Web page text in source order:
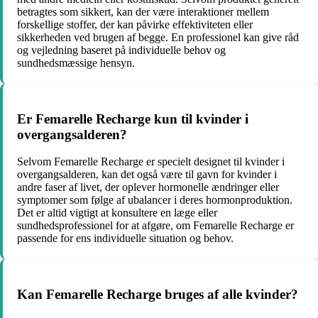
betragtes som sikkert, kan der være interaktioner mellem
forskellige stoffer, der kan påvirke effektiviteten eller
sikkerheden ved brugen af ​​begge. En professionel kan give råd
og vejledning baseret på individuelle behov og
sundhedsmæssige hensyn.
Er Femarelle Recharge kun til kvinder i
overgangsalderen?
Selvom Femarelle Recharge er specielt designet til kvinder i
overgangsalderen, kan det også være til gavn for kvinder i
andre faser af livet, der oplever hormonelle ændringer eller
symptomer som følge af ubalancer i deres hormonproduktion.
Det er altid vigtigt at konsultere en læge eller
sundhedsprofessionel for at afgøre, om Femarelle Recharge er
passende for ens individuelle situation og behov.
Kan Femarelle Recharge bruges af alle kvinder?